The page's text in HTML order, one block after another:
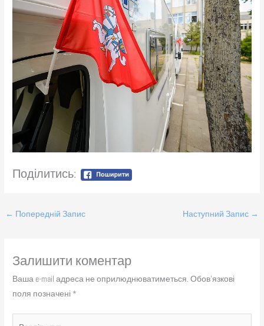
Поділитись:
← Попередній Запис Наступний Запис →
Залишити коментар
Ваша e-mail адреса не оприлюднюватиметься. Обов’язкові
поля позначені *